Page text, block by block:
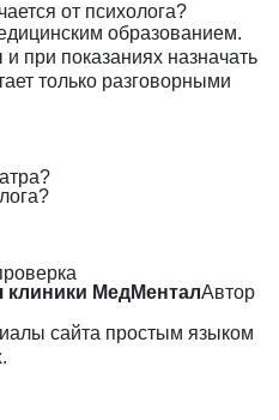
от психолога?
образованием.
при показаниях назначать
только разговорными
клиники МедМенталАвтор
сайта простым языком